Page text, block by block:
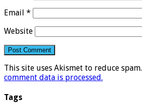
Email *
Website
This site uses Akismet to reduce spam.
comment data is processed.
Tags